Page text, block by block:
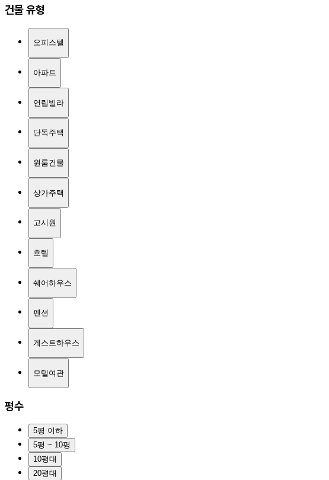
건물 유형
오피스텔
아파트
연립빌라
단독주택
원룸건물
상가주택
고시원
호텔
쉐어하우스
펜션
게스트하우스
모텔여관
평수
5평 이하
5평 ~ 10평
10평대
20평대